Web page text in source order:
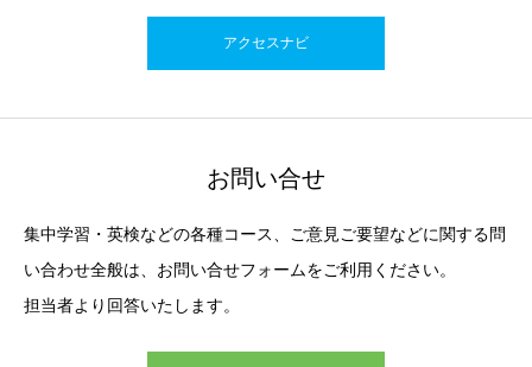
アクセスナビ
お問い合せ
集中学習・英検などの各種コース、ご意見ご要望などに関する問
い合わせ全般は、お問い合せフォームをご利用ください。
担当者より回答いたします。